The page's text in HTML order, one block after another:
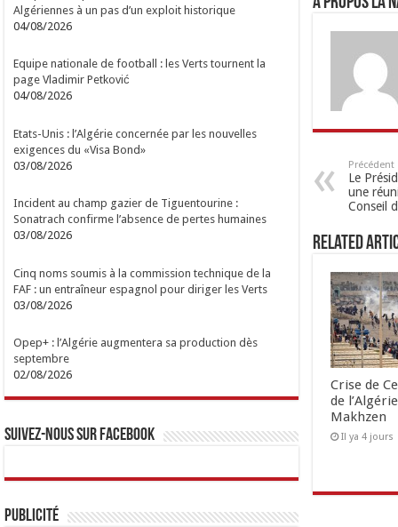
Précédent
Le
une
Conseil
Related
Crise de
de
Makhzen
Il ya 4 jours
Algériennes à un pas d’un exploit historique
04/08/2026
Equipe nationale de football : les Verts tournent la
page Vladimir Petković
04/08/2026
Etats-Unis : l’Algérie concernée par les nouvelles
exigences du «Visa Bond»
03/08/2026
Incident au champ gazier de Tiguentourine :
Sonatrach confirme l’absence de pertes humaines
03/08/2026
Cinq noms soumis à la commission technique de la
FAF : un entraîneur espagnol pour diriger les Verts
03/08/2026
Opep+ : l’Algérie augmentera sa production dès
septembre
02/08/2026
Suivez-nous sur Facebook
Publicité